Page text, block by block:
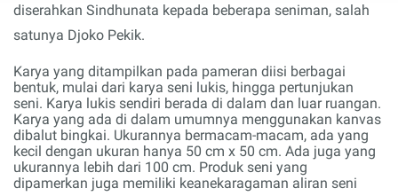
diserahkan Sindhunata kepada beberapa seniman, salah
satunya Djoko Pekik.
Karya yang ditampilkan pada pameran diisi berbagai
bentuk, mulai dari karya seni lukis, hingga pertunjukan
seni. Karya lukis sendiri berada di dalam dan luar ruangan.
Karya yang ada di dalam umumnya menggunakan kanvas
dibalut bingkai. Ukurannya bermacam-macam, ada yang
kecil dengan ukuran hanya 50 cm x 50 cm. Ada juga yang
ukurannya lebih dari 100 cm. Produk seni yang
dipamerkan juga memiliki keanekaragaman aliran seni